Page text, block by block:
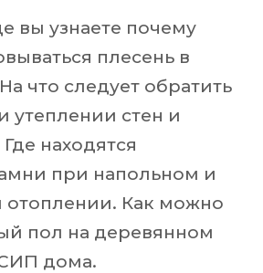
вы узнаете почему
плесень в
что следует обратить
утеплении стен и
находятся
при напольном и
отоплении. Как можно
пол на деревянном
дома.